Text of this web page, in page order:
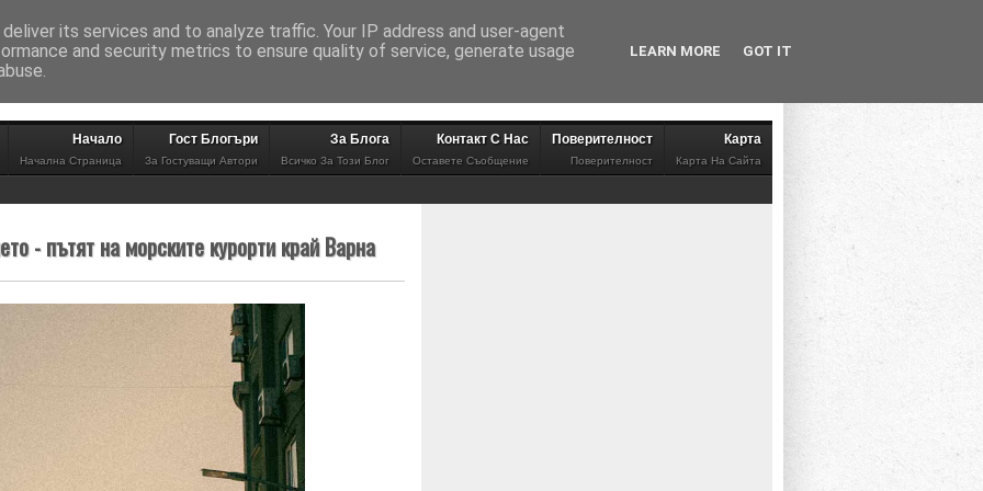
в този блог
Карта
Карта На Сайта
Поверителност
Поверителност
Контакт С Нас
Оставете Съобщение
За Блога
Всичко За Този Блог
Гост Блогъри
За Гостуващи Автори
Начало
Начална Страница
- пътят на морските курорти край Варна
its services and to analyze traffic. Your IP address and user-agent
and security metrics to ensure quality of service, generate usage
LEARN MORE GOT IT